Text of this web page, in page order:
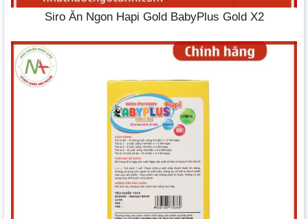
Siro Ăn Ngon Hapi Gold BabyPlus Gold X2